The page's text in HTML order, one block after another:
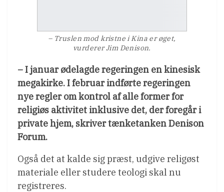
– Truslen mod kristne i Kina er øget,
vurderer Jim Denison.
– I januar ødelagde regeringen en kinesisk
megakirke. I februar indførte regeringen
nye regler om kontrol af alle former for
religiøs aktivitet inklusive det, der foregår i
private hjem, skriver tænketanken Denison
Forum.
Også det at kalde sig præst, udgive religøst
materiale eller studere teologi skal nu
registreres.